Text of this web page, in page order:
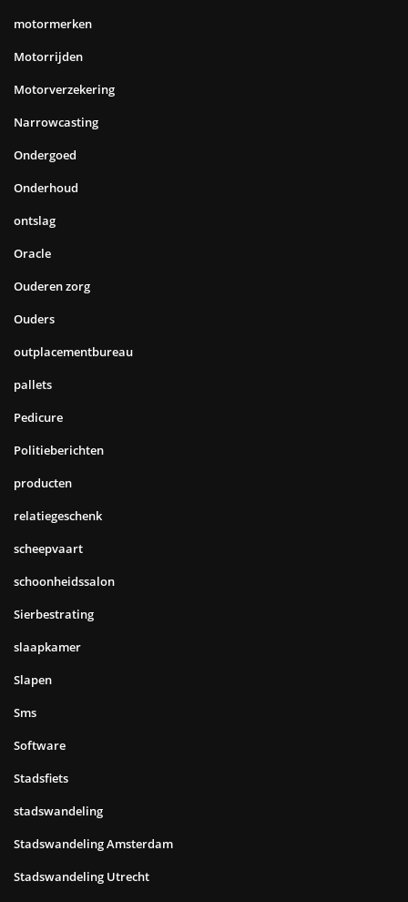
motormerken
Motorrijden
Motorverzekering
Narrowcasting
Ondergoed
Onderhoud
ontslag
Oracle
Ouderen zorg
Ouders
outplacementbureau
pallets
Pedicure
Politieberichten
producten
relatiegeschenk
scheepvaart
schoonheidssalon
Sierbestrating
slaapkamer
Slapen
Sms
Software
Stadsfiets
stadswandeling
Stadswandeling Amsterdam
Stadswandeling Utrecht